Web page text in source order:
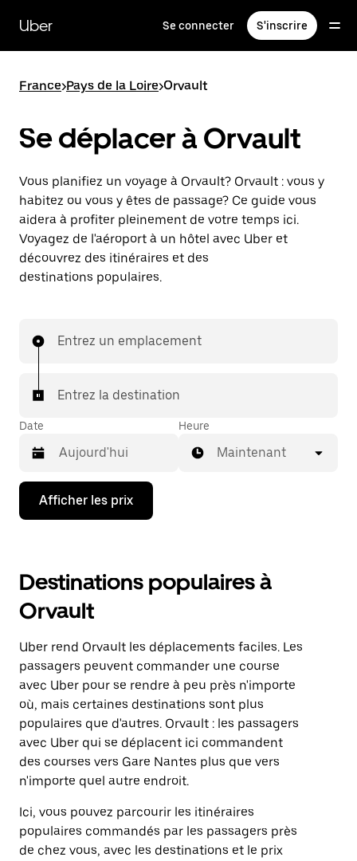
contenu
principal
Uber Se connecter S'inscrire
France>Pays de la Loire>Orvault
Se déplacer à Orvault
Vous planifiez un voyage à Orvault? Orvault : vous y
habitez ou vous y êtes de passage? Ce guide vous
aidera à profiter pleinement de votre temps ici.
Voyagez de l'aéroport à un hôtel avec Uber et
découvrez des itinéraires et des
destinations populaires.
Entrez un emplacement
Entrez la destination
Date
Appuyez
la
bas
pour
interagir
avec
calendrier
et
sélectionner
une
date.
Appuyez
sur
la
touche
d'échappement
fermer
le
calendrier.
Heure
Maintenant
Afficher les prix
Destinations populaires à
Orvault
Uber rend Orvault les déplacements faciles. Les
passagers peuvent commander une course
avec Uber pour se rendre à peu près n'importe
où, mais certaines destinations sont plus
populaires que d'autres. Orvault : les passagers
avec Uber qui se déplacent ici commandent
des courses vers Gare Nantes plus que vers
n'importe quel autre endroit.
Ici, vous pouvez parcourir les itinéraires
populaires commandés par les passagers près
de chez vous, avec les destinations et le prix